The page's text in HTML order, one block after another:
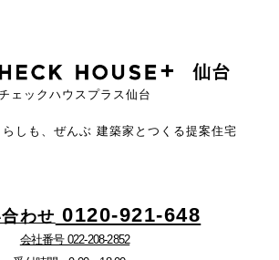
ェックハウスプラス仙台
しも、ぜんぶ 建築家とつくる提案住宅
わせ 0120-921-648
会社番号 022-208-2852